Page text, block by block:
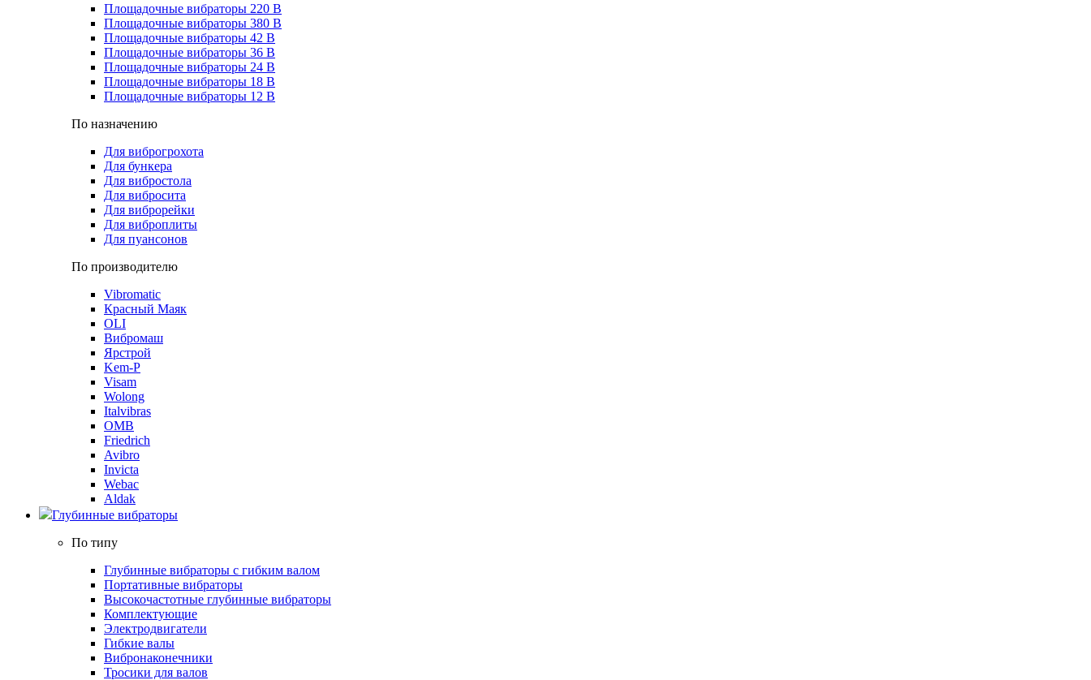
Площадочные вибраторы 220 В
Площадочные вибраторы 380 В
Площадочные вибраторы 42 В
Площадочные вибраторы 36 В
Площадочные вибраторы 24 В
Площадочные вибраторы 18 В
Площадочные вибраторы 12 В
По назначению
Для виброгрохота
Для бункера
Для вибростола
Для вибросита
Для виброрейки
Для виброплиты
Для пуансонов
По производителю
Vibromatic
Красный Маяк
OLI
Вибромаш
Ярстрой
Kem-P
Visam
Wolong
Italvibras
OMB
Friedrich
Avibro
Invicta
Webac
Aldak
Глубинные вибраторы
По типу
Глубинные вибраторы с гибким валом
Портативные вибраторы
Высокочастотные глубинные вибраторы
Комплектующие
Электродвигатели
Гибкие валы
Вибронаконечники
Тросики для валов